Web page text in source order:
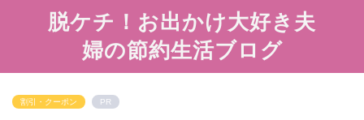
脱ケチ！お出かけ大好き夫
婦の節約生活ブログ
割引・クーポン PR